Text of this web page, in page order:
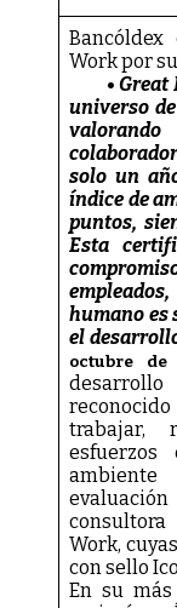
Work por
•
universo
solo un
índice de
puntos,
Esta
humano es
el
octubre de
trabajar,
Work,
con sello
En su más